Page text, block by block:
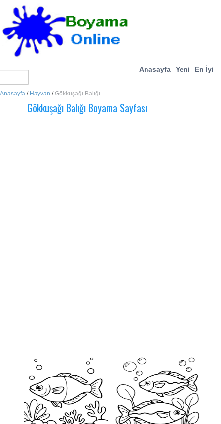
Anasayfa Yeni En İyi
Anasayfa / Hayvan /Gökkuşağı Balığı
Gökkuşağı Balığı Boyama Sayfası